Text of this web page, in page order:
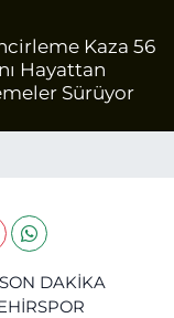
Kaza 56
Hayattan
Sürüyor
DAKİKA